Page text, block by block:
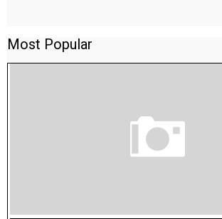
Most Popular